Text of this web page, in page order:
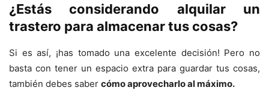
¿Estás considerando alquilar un
trastero para almacenar tus cosas?
Si es así, ¡has tomado una excelente decisión! Pero no
basta con tener un espacio extra para guardar tus cosas,
también debes saber cómo aprovecharlo al máximo.